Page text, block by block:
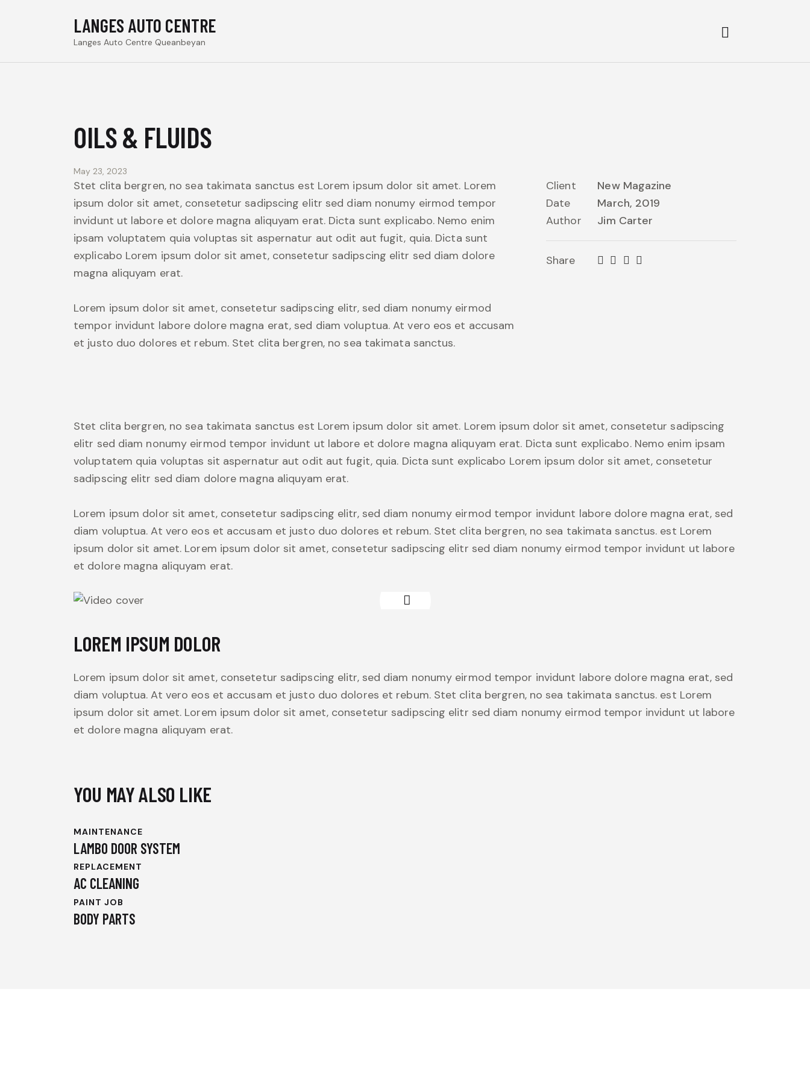
LANGES AUTO CENTRE
Langes Auto Centre Queanbeyan
Search
OILS & FLUIDS
May 23, 2023
Stet clita bergren, no sea takimata sanctus est Lorem ipsum dolor sit amet. Lorem
ipsum dolor sit amet, consetetur sadipscing elitr sed diam nonumy eirmod tempor
invidunt ut labore et dolore magna aliquyam erat. Dicta sunt explicabo. Nemo enim
ipsam voluptatem quia voluptas sit aspernatur aut odit aut fugit, quia. Dicta sunt
explicabo Lorem ipsum dolor sit amet, consetetur sadipscing elitr sed diam dolore
magna aliquyam erat.
Lorem ipsum dolor sit amet, consetetur sadipscing elitr, sed diam nonumy eirmod
tempor invidunt labore dolore magna erat, sed diam voluptua. At vero eos et accusam
et justo duo dolores et rebum. Stet clita bergren, no sea takimata sanctus.
Client
New Magazine
Date
March, 2019
Author
Jim Carter
Share Twitter
Facebook
EmailCopy
Stet clita bergren, no sea takimata sanctus est Lorem ipsum dolor sit amet. Lorem ipsum dolor sit amet, consetetur sadipscing
elitr sed diam nonumy eirmod tempor invidunt ut labore et dolore magna aliquyam erat. Dicta sunt explicabo. Nemo enim ipsam
voluptatem quia voluptas sit aspernatur aut odit aut fugit, quia. Dicta sunt explicabo Lorem ipsum dolor sit amet, consetetur
sadipscing elitr sed diam dolore magna aliquyam erat.
Lorem ipsum dolor sit amet, consetetur sadipscing elitr, sed diam nonumy eirmod tempor invidunt labore dolore magna erat, sed
diam voluptua. At vero eos et accusam et justo duo dolores et rebum. Stet clita bergren, no sea takimata sanctus. est Lorem
ipsum dolor sit amet. Lorem ipsum dolor sit amet, consetetur sadipscing elitr sed diam nonumy eirmod tempor invidunt ut labore
et dolore magna aliquyam erat.
LOREM IPSUM DOLOR
Lorem ipsum dolor sit amet, consetetur sadipscing elitr, sed diam nonumy eirmod tempor invidunt labore dolore magna erat, sed
diam voluptua. At vero eos et accusam et justo duo dolores et rebum. Stet clita bergren, no sea takimata sanctus. est Lorem
ipsum dolor sit amet. Lorem ipsum dolor sit amet, consetetur sadipscing elitr sed diam nonumy eirmod tempor invidunt ut labore
et dolore magna aliquyam erat.
YOU MAY ALSO LIKE
MAINTENANCE
LAMBO DOOR SYSTEM
REPLACEMENT
AC CLEANING
PAINT JOB
BODY PARTS